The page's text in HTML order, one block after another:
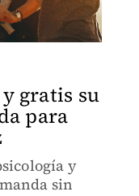
gratis su
para
y
sin